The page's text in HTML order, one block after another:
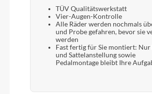
TÜV Qualitätswerkstatt
Vier-Augen-Kontrolle
Alle Räder werden nochmals
und Probe gefahren, bevor sie
werden
Fast fertig für Sie montiert: Nur
und Sattelanstellung sowie
Pedalmontage bleibt Ihre